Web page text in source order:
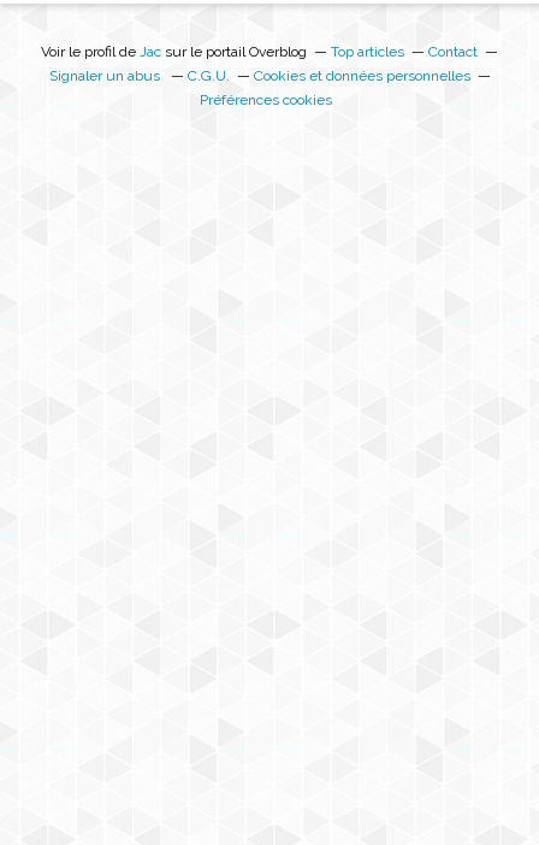
Voir le profil de Jac sur le portail Overblog Top articles
Contact
Signaler un abus
C.G.U.
Cookies et données personnelles
Préférences cookies